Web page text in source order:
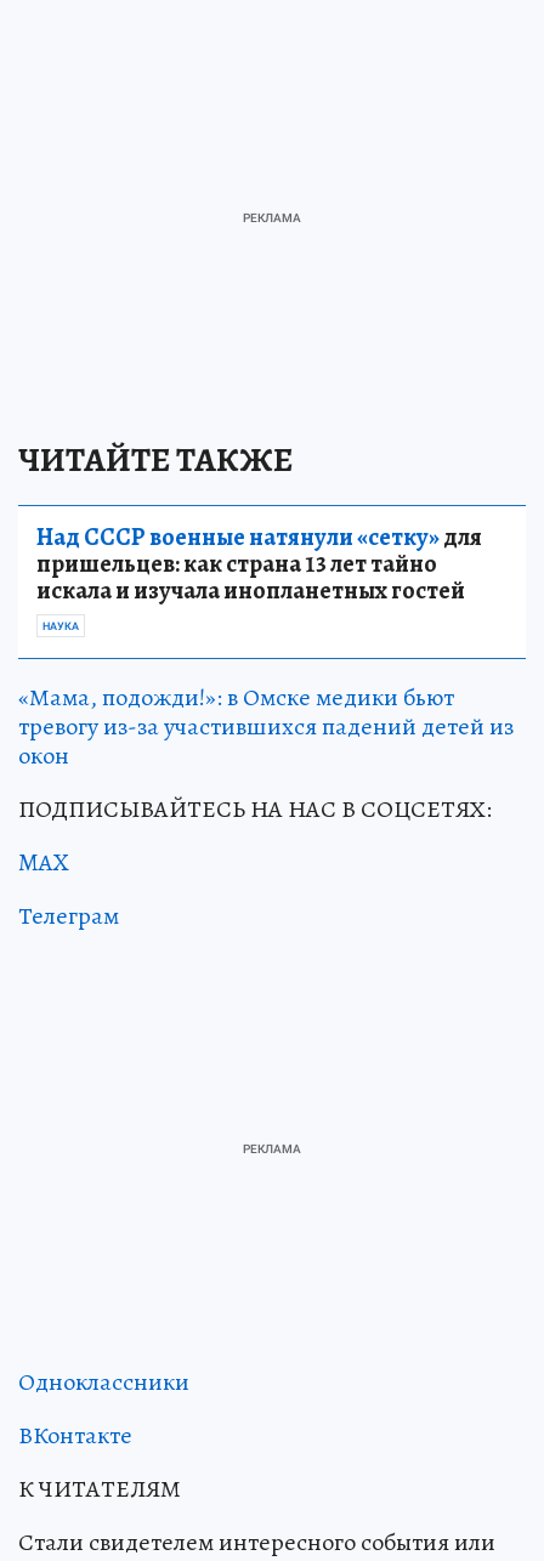
ЧИТАЙТЕ ТАКЖЕ
Над СССР военные натянули «сетку»для
пришельцев: как страна 13 лет тайно
искала и изучала инопланетных гостей
НАУКА
«Мама, подожди!»: в Омске медики бьют
тревогу из-за участившихся падений детей из
окон
ПОДПИСЫВАЙТЕСЬ НА НАС В СОЦСЕТЯХ:
MAX
Телеграм
Одноклассники
ВКонтакте
К ЧИТАТЕЛЯМ
Стали свидетелем интересного события или